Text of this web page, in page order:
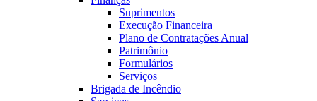
Suprimentos
Execução Financeira
Plano de Contratações Anual
Patrimônio
Formulários
Serviços
Brigada de Incêndio